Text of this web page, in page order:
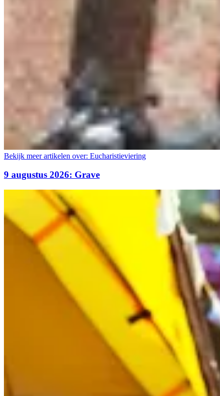
Bekijk meer artikelen over: Eucharistieviering
9 augustus 2026: Grave